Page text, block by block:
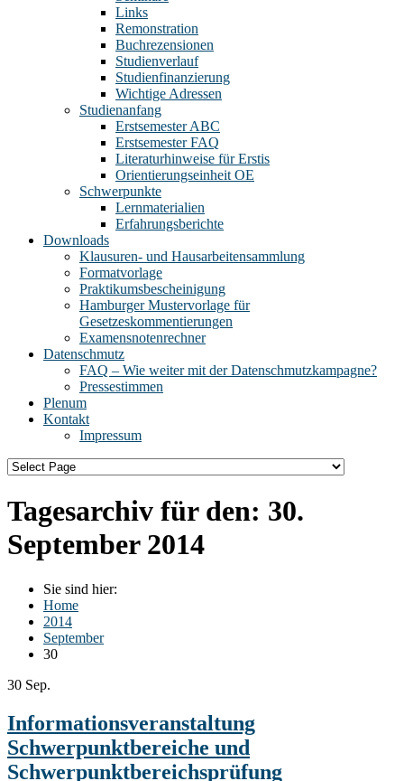
Links
Remonstration
Buchrezensionen
Studienverlauf
Studienfinanzierung
Wichtige Adressen
Studienanfang
Erstsemester ABC
Erstsemester FAQ
Literaturhinweise für Erstis
Orientierungseinheit OE
Schwerpunkte
Lernmaterialien
Erfahrungsberichte
Downloads
Klausuren- und Hausarbeitensammlung
Formatvorlage
Praktikumsbescheinigung
Hamburger Mustervorlage für
Gesetzeskommentierungen
Examensnotenrechner
Datenschmutz
FAQ – Wie weiter mit der Datenschmutzkampagne?
Pressestimmen
Plenum
Kontakt
Impressum
Tagesarchiv für den: 30.
September 2014
Sie sind hier:
Home
2014
September
30
30 Sep.
Informationsveranstaltung
Schwerpunktbereiche und
Schwerpunktbereichsprüfung